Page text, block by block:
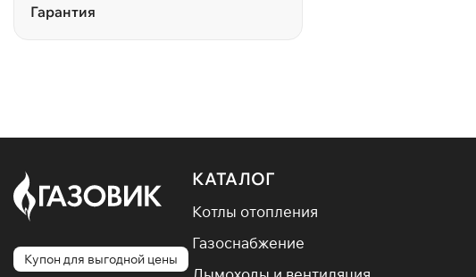
Гарантия
Купон для выгодной цены
КАТАЛОГ
Котлы отопления
Газоснабжение